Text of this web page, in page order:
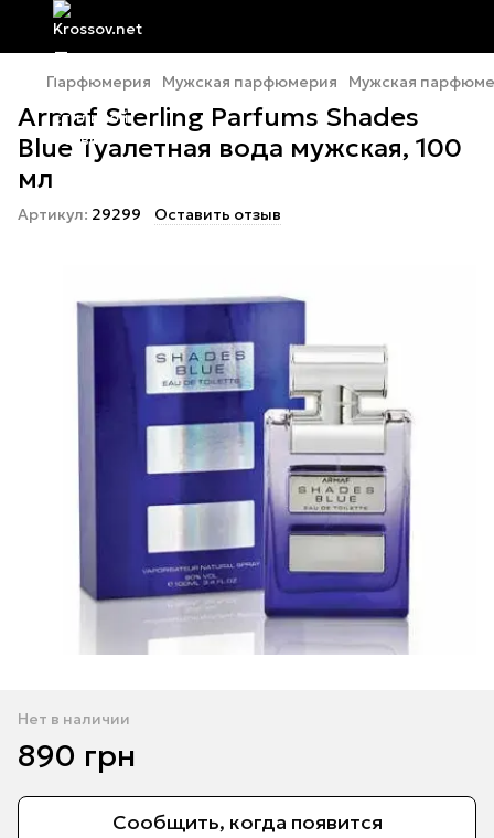
Парфюмерия Мужская парфюмерия Мужская
Armaf Sterling Parfums Shades
Blue Туалетная вода мужская, 100
мл
Артикул: 29299 Оставить отзыв
Нет в наличии
890 грн
Сообщить, когда появится